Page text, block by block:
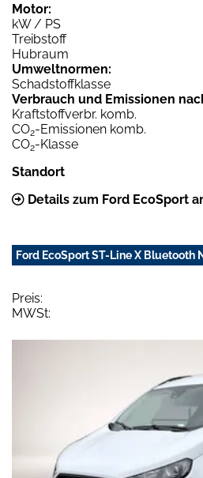
Motor:
kW / PS
Treibstoff
Hubraum
Umweltnormen:
Schadstoffklasse
Verbrauch und Emissionen
Kraftstoffverbr. komb.
CO2-Emissionen komb.
CO2-Klasse
Standort
Details zum Ford EcoSport
Ford EcoSport ST-Line X Bluetooth
Preis:
MWSt: